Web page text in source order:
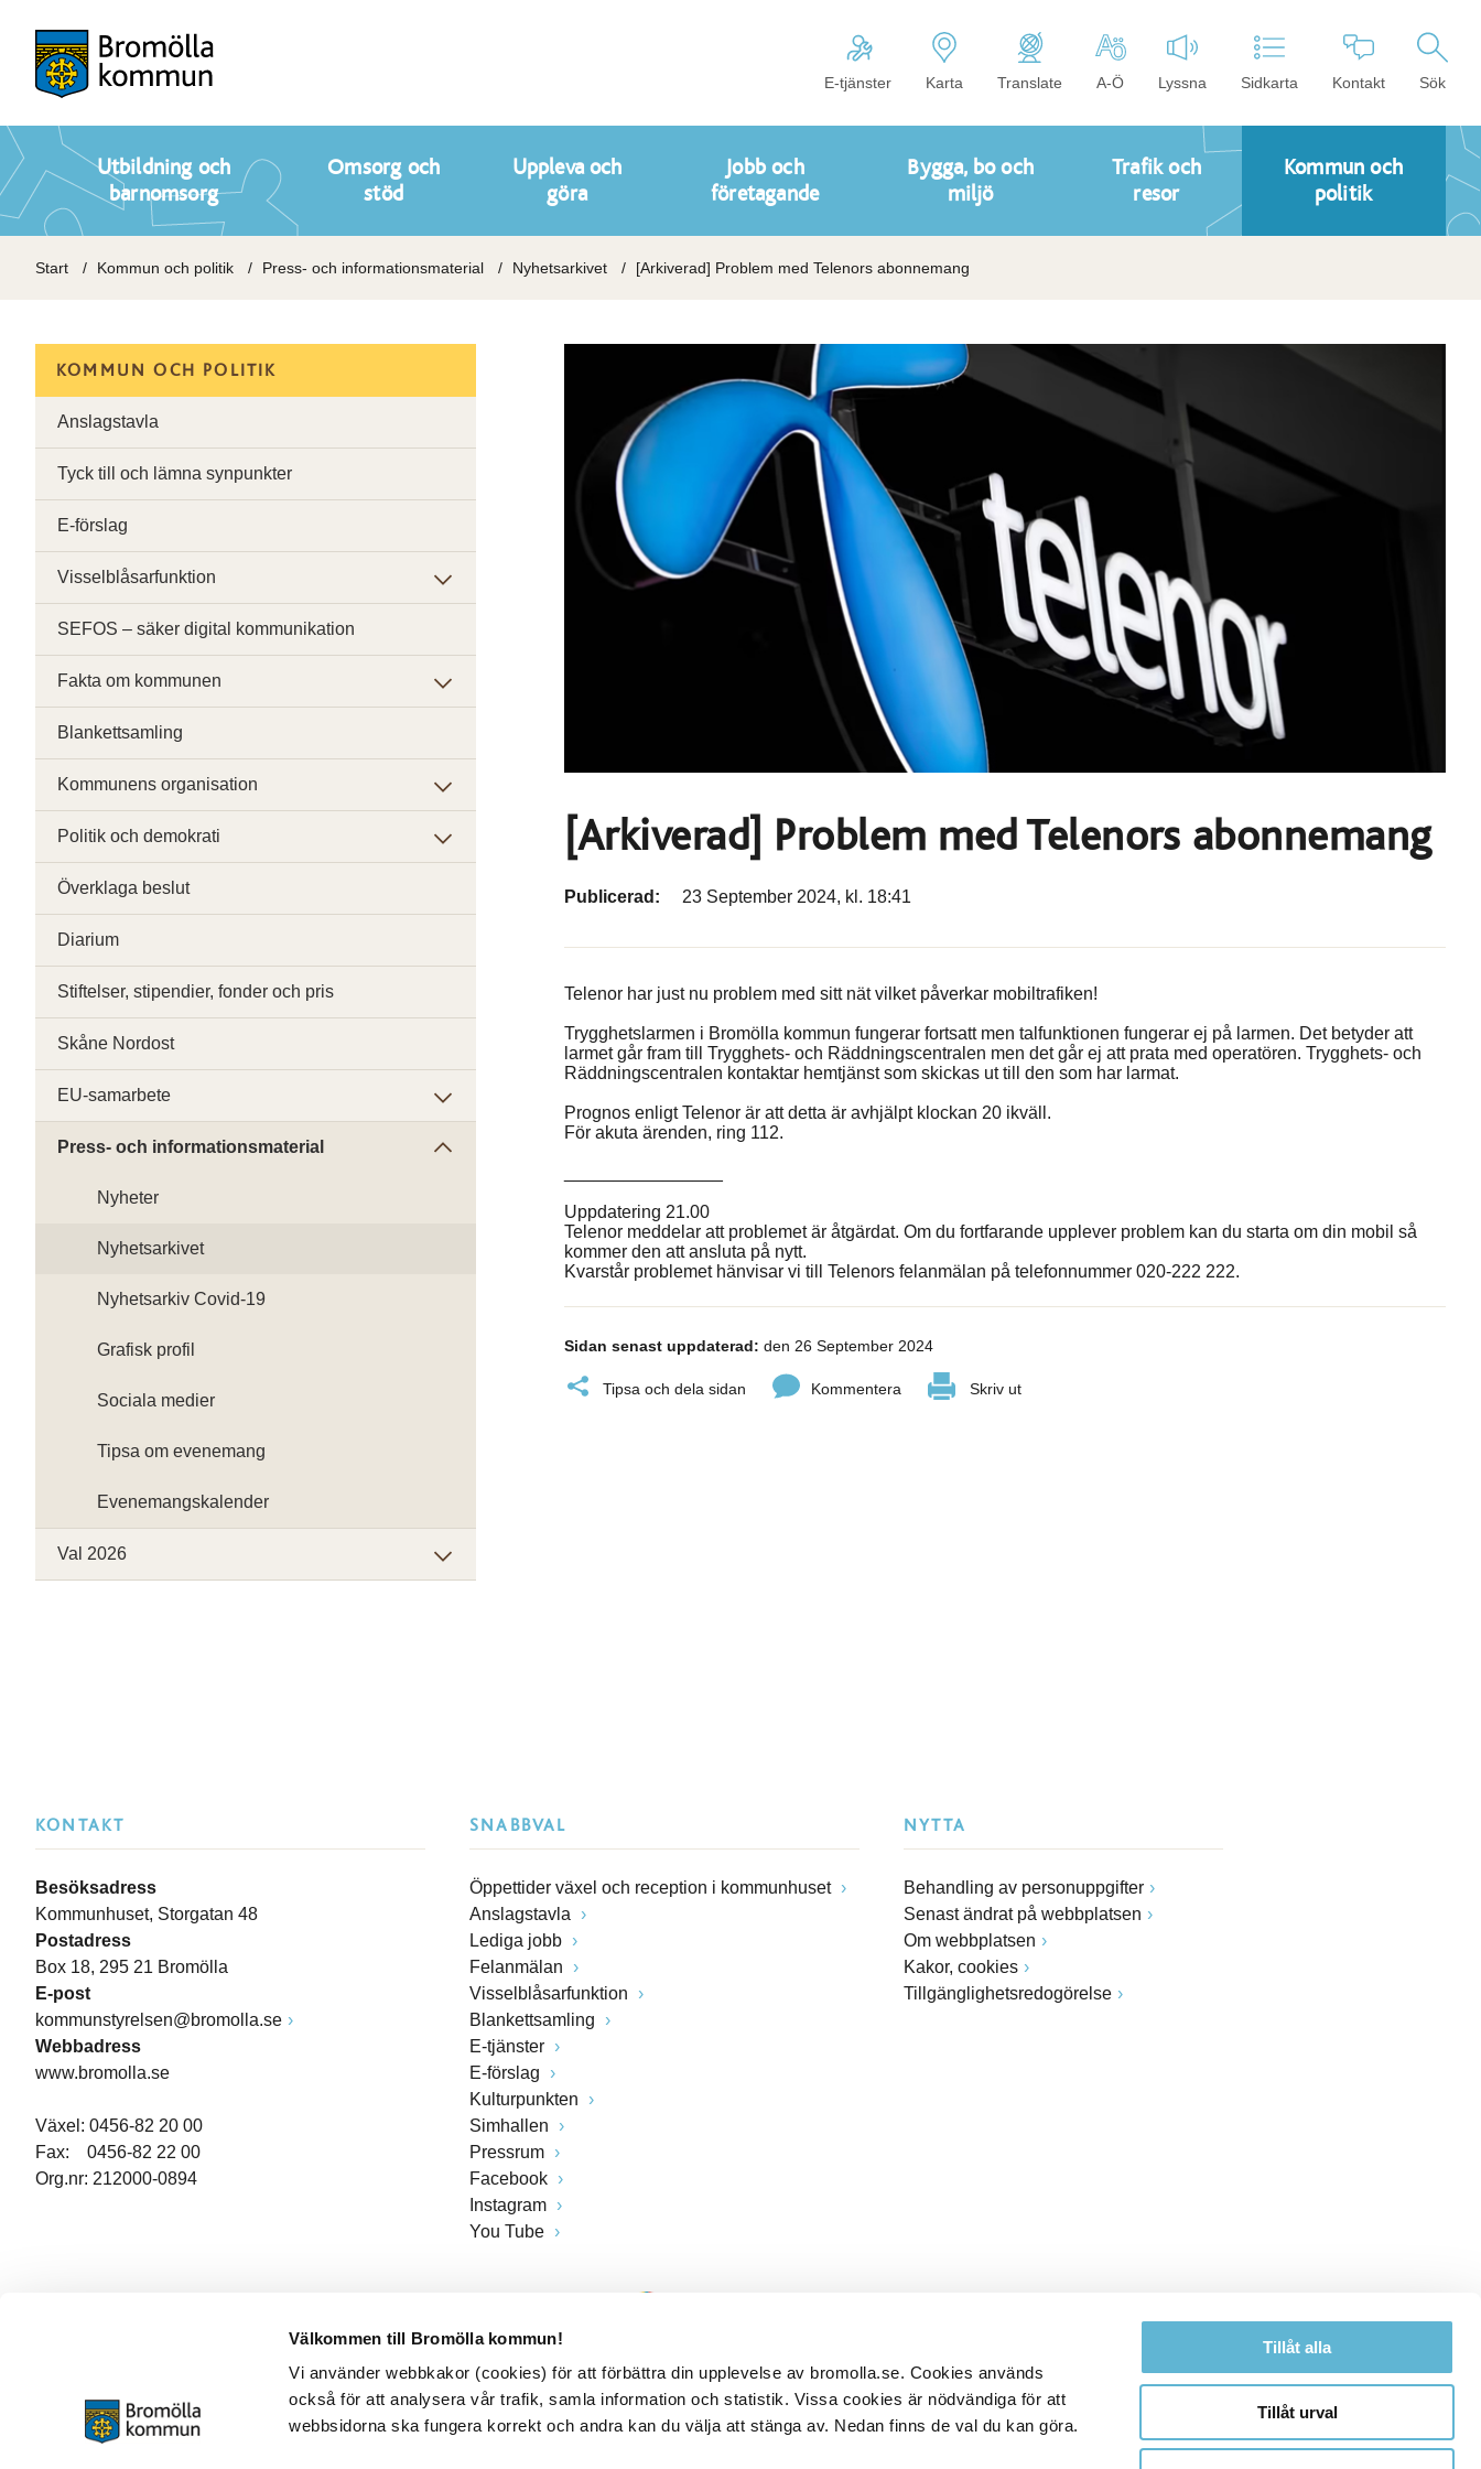
Välkommen till Bromölla kommun!
Vi använder webbkakor (cookies) för att förbättra din upplevelse av bromolla.se. Cookies används
också för att analysera vår trafik, samla information och statistik. Vissa cookies är nödvändiga för att
webbsidorna ska fungera korrekt och andra kan du välja att stänga av. Nedan finns de val du kan göra.
Tillåt alla
Tillåt urval
E-tjänster Karta Translate A-Ö Lyssna Sidkarta Kontakt Sök
Utbildning och
barnomsorg
Omsorg och
stöd
Uppleva och
göra
Jobb och
företagande
Bygga, bo och
miljö
Trafik och
resor
Kommun och
politik
Start Kommun och politik Press- och informationsmaterial Nyhetsarkivet [Arkiverad] Problem med Telenors abonnemang
[Arkiverad] Problem med Telenors abonnemang
Publicerad: 23 September 2024, kl. 18:41
Telenor har just nu problem med sitt nät vilket påverkar mobiltrafiken!
Trygghetslarmen i Bromölla kommun fungerar fortsatt men talfunktionen fungerar ej på larmen. Det betyder att
larmet går fram till Trygghets- och Räddningscentralen men det går ej att prata med operatören. Trygghets- och
Räddningscentralen kontaktar hemtjänst som skickas ut till den som har larmat.
Prognos enligt Telenor är att detta är avhjälpt klockan 20 ikväll.
För akuta ärenden, ring 112.
Uppdatering 21.00
Telenor meddelar att problemet är åtgärdat. Om du fortfarande upplever problem kan du starta om din mobil så
kommer den att ansluta på nytt.
Kvarstår problemet hänvisar vi till Telenors felanmälan på telefonnummer 020-222 222.
Sidan senast uppdaterad: den 26 September 2024
Tipsa och dela sidan Kommentera Skriv ut
KOMMUN OCH POLITIK
Anslagstavla
Tyck till och lämna synpunkter
E-förslag
Visselblåsarfunktion
SEFOS – säker digital kommunikation
Fakta om kommunen
Blankettsamling
Kommunens organisation
Politik och demokrati
Överklaga beslut
Diarium
Stiftelser, stipendier, fonder och pris
Skåne Nordost
EU-samarbete
Press- och informationsmaterial
Nyheter
Nyhetsarkivet
Nyhetsarkiv Covid-19
Grafisk profil
Sociala medier
Tipsa om evenemang
Evenemangskalender
Val 2026
KONTAKT
Besöksadress
Kommunhuset, Storgatan 48
Postadress
Box 18, 295 21 Bromölla
E-post
kommunstyrelsen@bromolla.se
Webbadress
www.bromolla.se
Växel: 0456-82 20 00
Fax: 0456-82 22 00
Org.nr: 212000-0894
SNABBVAL
Öppettider växel och reception i kommunhuset
Anslagstavla
Lediga jobb
Felanmälan
Visselblåsarfunktion
Blankettsamling
E-tjänster
E-förslag
Kulturpunkten
Simhallen
Pressrum
Facebook
Instagram
You Tube
NYTTA
Behandling av personuppgifter
Senast ändrat på webbplatsen
Om webbplatsen
Kakor, cookies
Tillgänglighetsredogörelse